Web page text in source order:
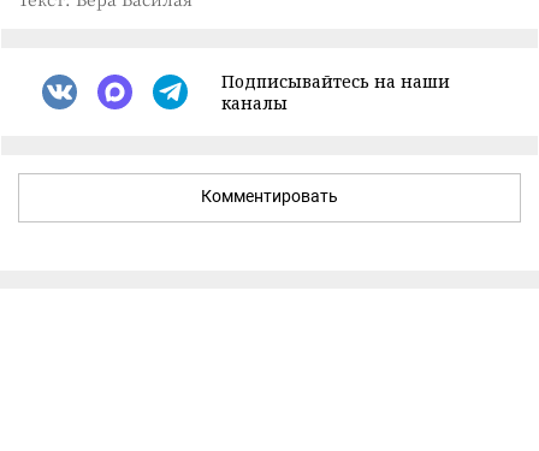
Подписывайтесь на наши
каналы
Комментировать